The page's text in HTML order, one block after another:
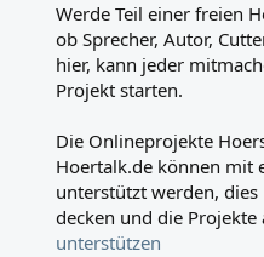
Werde Teil einer freien
ob Sprecher, Autor,
hier, kann jeder
Projekt starten.
Die Onlineprojekte
Hoertalk.de können mit
unterstützt werden,
decken und die Projekte
unterstützen